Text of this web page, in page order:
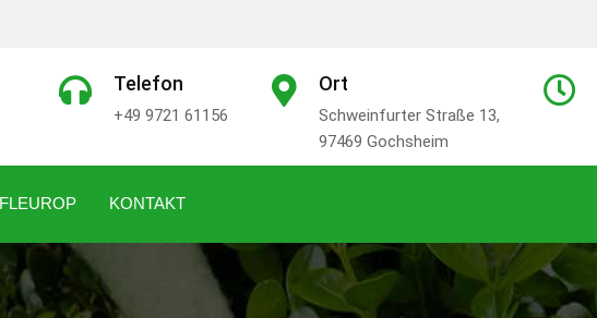
Telefon
+49 9721 61156
Ort
Schweinfurter Straße 13,
97469 Gochsheim
FLEUROP KONTAKT